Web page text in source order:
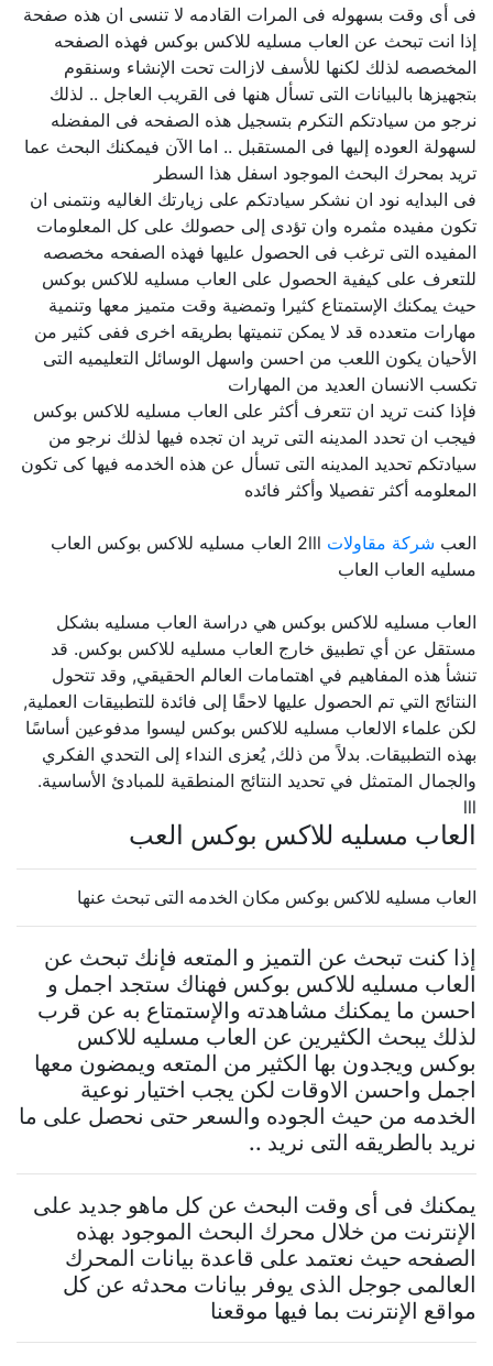
فى أى وقت بسهوله فى المرات القادمه لا تنسى ان هذه صفحة
إذا انت تبحث عن العاب مسليه للاكس بوكس فهذه الصفحه
المخصصه لذلك لكنها للأسف لازالت تحت الإنشاء وسنقوم
بتجهيزها بالبيانات التى تسأل هنها فى القريب العاجل .. لذلك
نرجو من سيادتكم التكرم بتسجيل هذه الصفحه فى المفضله
لسهولة العوده إليها فى المستقبل .. اما الآن فيمكنك البحث عما
تريد بمحرك البحث الموجود اسفل هذا السطر
فى البدايه نود ان نشكر سيادتكم على زيارتك الغاليه ونتمنى ان
تكون مفيده مثمره وان تؤدى إلى حصولك على كل المعلومات
المفيده التى ترغب فى الحصول عليها فهذه الصفحه مخصصه
للتعرف على كيفية الحصول على العاب مسليه للاكس بوكس
حيث يمكنك الإستمتاع كثيرا وتمضية وقت متميز معها وتنمية
مهارات متعدده قد لا يمكن تنميتها بطريقه اخرى ففى كثير من
الأحيان يكون اللعب من احسن واسهل الوسائل التعليميه التى
تكسب الانسان العديد من المهارات
فإذا كنت تريد ان تتعرف أكثر على العاب مسليه للاكس بوكس
فيجب ان تحدد المدينه التى تريد ان تجده فيها لذلك نرجو من
سيادتكم تحديد المدينه التى تسأل عن هذه الخدمه فيها كى تكون
المعلومه أكثر تفصيلا وأكثر فائده
العبشركة مقاولات
2lll العاب مسليه للاكس بوكس العاب
مسليه العاب العاب
العاب مسليه للاكس بوكس هي دراسة العاب مسليه بشكل
مستقل عن أي تطبيق خارج العاب مسليه للاكس بوكس. قد
تنشأ هذه المفاهيم في اهتمامات العالم الحقيقي, وقد تتحول
النتائج التي تم الحصول عليها لاحقًا إلى فائدة للتطبيقات العملية,
لكن علماء الالعاب مسليه للاكس بوكس ليسوا مدفوعين أساسًا
بهذه التطبيقات. بدلاً من ذلك, يُعزى النداء إلى التحدي الفكري
والجمال المتمثل في تحديد النتائج المنطقية للمبادئ الأساسية.
العاب مسليه للاكس بوكس العب
العاب مسليه للاكس بوكس مكان الخدمه التى تبحث عنها
إذا كنت تبحث عن التميز و المتعه فإنك تبحث عن
العاب مسليه للاكس بوكس فهناك ستجد اجمل و
احسن ما يمكنك مشاهدته والإستمتاع به عن قرب
لذلك يبحث الكثيرين عن العاب مسليه للاكس
بوكس ويجدون بها الكثير من المتعه ويمضون معها
اجمل واحسن الاوقات لكن يجب اختيار نوعية
الخدمه من حيث الجوده والسعر حتى نحصل على ما
نريد بالطريقه التى نريد ..
يمكنك فى أى وقت البحث عن كل ماهو جديد على
الإنترنت من خلال محرك البحث الموجود بهذه
الصفحه حيث نعتمد على قاعدة بيانات المحرك
العالمى جوجل الذى يوفر بيانات محدثه عن كل
مواقع الإنترنت بما فيها موقعنا